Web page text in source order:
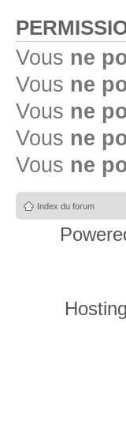
Vous ne
Vous ne
Vous ne
Vous ne
Vous ne
Index du forum